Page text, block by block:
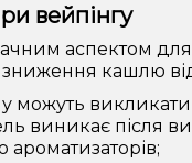
вейпінгу
аспектом
кашлю
викликати
виникає після
ароматизаторів;